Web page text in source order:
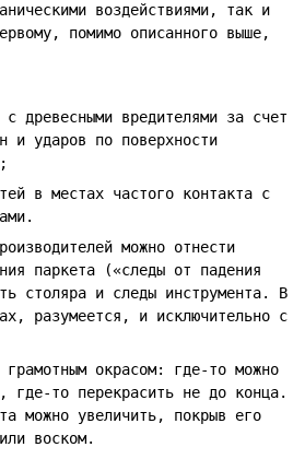
воздействиями, так и
помимо описанного выше,
древесными вредителями за счет
и ударов по поверхности
в местах частого контакта с
можно отнести
паркета («следы от падения
столяра и следы инструмента. В
разумеется, и исключительно с
грамотным окрасом: где-то можно
где-то перекрасить не до конца.
можно увеличить, покрыв его
воском.